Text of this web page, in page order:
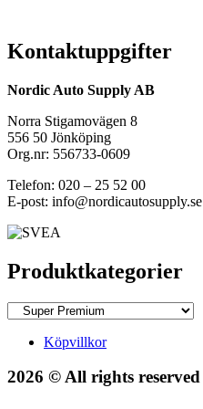
Kontaktuppgifter
Nordic Auto Supply AB
Norra Stigamovägen 8
556 50 Jönköping
Org.nr: 556733-0609
Telefon: 020 – 25 52 00
E-post: info@nordicautosupply.se
Produktkategorier
Köpvillkor
2026 © All rights reserved